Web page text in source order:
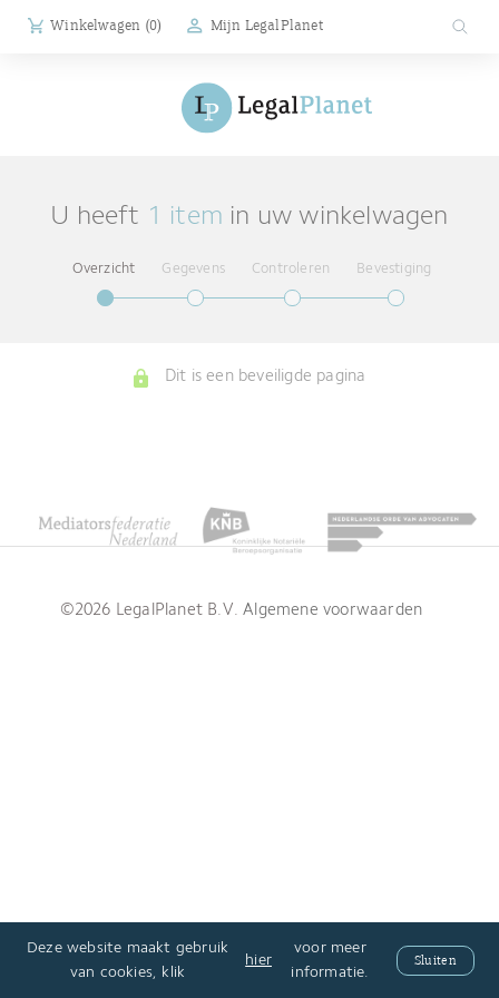
Winkelwagen (0) Mijn LegalPlanet
U heeft 1 item in uw winkelwagen
Overzicht Gegevens Controleren Bevestiging
Dit is een beveiligde pagina
©2026 LegalPlanet B.V.Algemene voorwaarden
Deze website maakt gebruik
van cookies, klik
hier
voor meer
informatie.
Sluiten